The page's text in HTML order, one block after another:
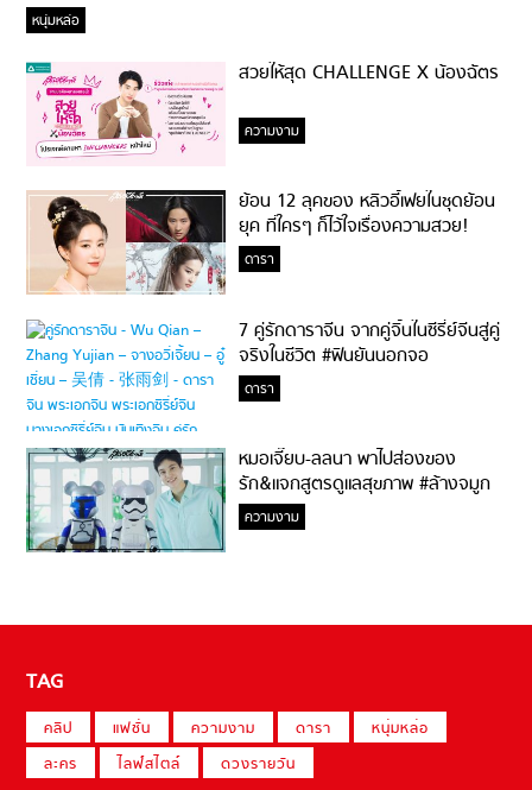
หนุ่มหล่อ
สวยให้สุด CHALLENGE X น้องฉัตร
ความงาม
ย้อน 12 ลุคของ หลิวอี้เฟยในชุดย้อน
ยุค ที่ใครๆ ก็ไว้ใจเรื่องความสวย!
ดารา
7 คู่รักดาราจีน จากคู่จิ้นในซีรี่ย์จีนสู่คู่
จริงในชีวิต #ฟินยันนอกจอ
ดารา
หมอเจี๊ยบ-ลลนา พาไปส่องของ
รัก&แจกสูตรดูแลสุขภาพ #ล้างจมูก
ไม่ยากจะสอนให้
ความงาม
TAG
คลิป แฟชั่น ความงาม ดารา
หนุ่มหล่อ
ละคร
ไลฟ์สไตล์ ดวงรายวัน